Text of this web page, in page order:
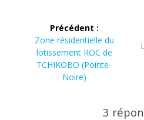
Navigation
l’article
Précédent :
Article
précédent :
Zone résidentielle du
lotissement ROC de
TCHIKOBO (Pointe-
Noire)
3